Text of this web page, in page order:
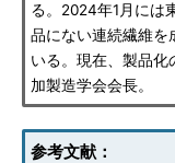
る。2024年1月には
品にない連続繊維を
いる。現在、製品
加製造学会会長。
参考文献：